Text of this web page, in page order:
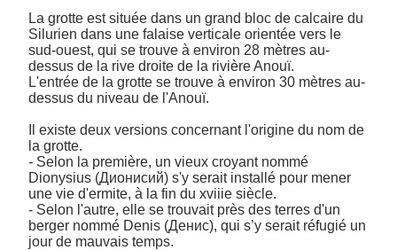
La grotte est située dans un grand bloc de calcaire du
Silurien dans une falaise verticale orientée vers le
sud-ouest, qui se trouve à environ 28 mètres au-
dessus de la rive droite de la rivière Anouï.
L'entrée de la grotte se trouve à environ 30 mètres au-
dessus du niveau de l'Anouï.
Il existe deux versions concernant l'origine du nom de
la grotte.
- Selon la première, un vieux croyant nommé
Dionysius (Дионисий) s'y serait installé pour mener
une vie d'ermite, à la fin du xviiie siècle.
- Selon l'autre, elle se trouvait près des terres d'un
berger nommé Denis (Денис), qui s’y serait réfugié un
jour de mauvais temps.